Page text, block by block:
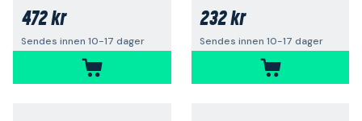
472 kr
Sendes innen 10-17 dager
232 kr
Sendes innen 10-17 dager